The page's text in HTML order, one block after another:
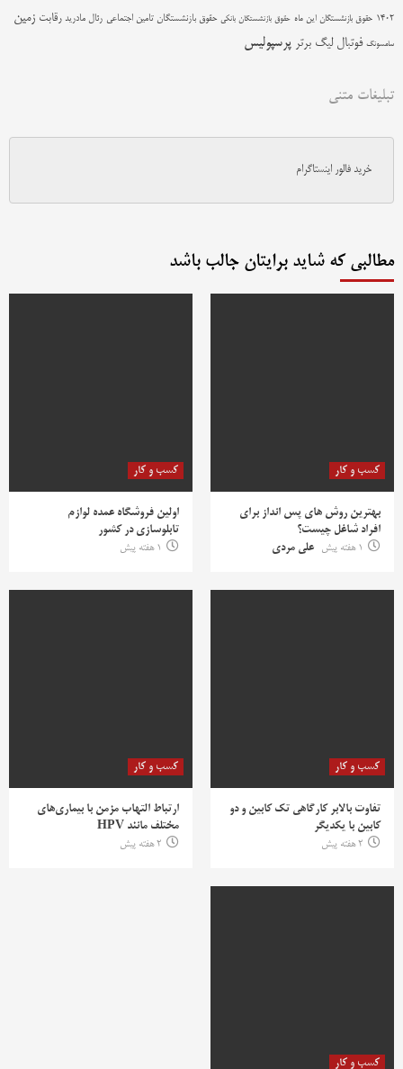
1402 حقوق بازنشستگان این ماه حقوق بازنشستگان بانکی حقوق بازنشستگان تامین اجتماعی رئال مادرید رقابت زمین
سامسونگ فوتبال لیگ برتر پرسپولیس
تبلیغات متنی
خرید فالور اینستاگرام
مطالبی که شاید برایتان جالب باشد
کسب و کار
بهترین روش‌ های پس‌ انداز برای
افراد شاغل چیست؟
1 هفته پیش
علی مردی
کسب و کار
اولین فروشگاه عمده لوازم
تابلوسازی در کشور
1 هفته پیش
کسب و کار
تفاوت بالابر کارگاهی تک کابین و دو
کابین با یکدیگر
2 هفته پیش
کسب و کار
ارتباط التهاب مزمن با بیماری‌های
مختلف مانند HPV
2 هفته پیش
کسب و کار